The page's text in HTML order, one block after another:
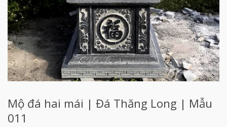
Mộ đá hai mái | Đá Thăng Long | Mẫu
011